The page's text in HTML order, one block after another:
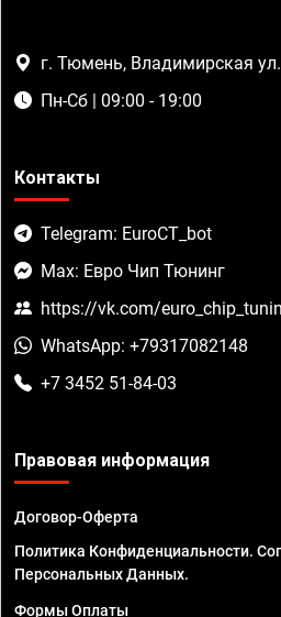
г. Тюмень, Владимирская
Пн-Сб | 09:00 - 19:00
Контакты
Telegram: EuroCT_bot
Max: Евро Чип Тюнинг
https://vk.com/
WhatsApp: +79317082148
+7 3452 51-84-03
Правовая информация
Договор-Оферта
Политика Конфиденциальности.
Персональных Данных.
Формы Оплаты